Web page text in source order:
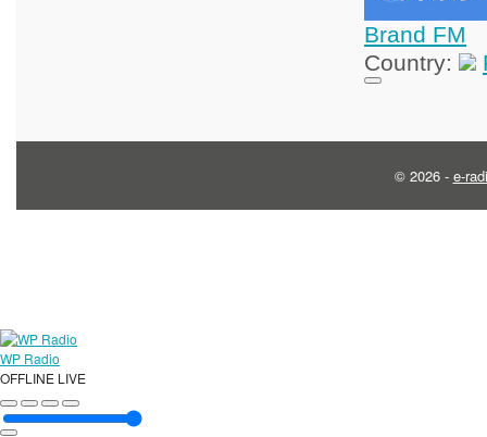
Brand FM
Country:
© 2026 - e-
WP Radio
OFFLINE LIVE